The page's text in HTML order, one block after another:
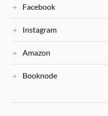
Facebook
Instagram
Amazon
Booknode